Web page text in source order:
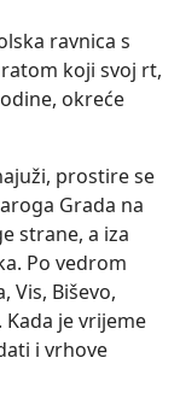
ravnica s
koji svoj rt,
okreće
prostire se
Grada na
strane, a iza
Po vedrom
Vis, Biševo,
je vrijeme
i vrhove